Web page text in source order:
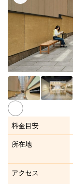
料金目安
所在地
アクセス